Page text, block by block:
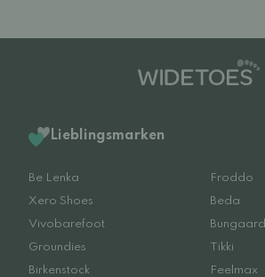
Lieblingsmarken
Be Lenka
Froddo
Xero Shoes
Beda
Vivobarefoot
Bungaard
Groundies
Tikki
Birkenstock
Feelmax